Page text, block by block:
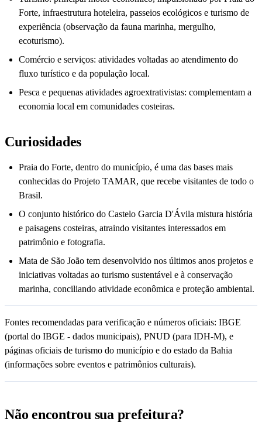
Forte, infraestrutura hoteleira, passeios ecológicos e turismo de
experiência (observação da fauna marinha, mergulho,
ecoturismo).
Comércio e serviços: atividades voltadas ao atendimento do
fluxo turístico e da população local.
Pesca e pequenas atividades agroextrativistas: complementam a
economia local em comunidades costeiras.
Curiosidades
Praia do Forte, dentro do município, é uma das bases mais
conhecidas do Projeto TAMAR, que recebe visitantes de todo o
Brasil.
O conjunto histórico do Castelo Garcia D'Ávila mistura história
e paisagens costeiras, atraindo visitantes interessados em
patrimônio e fotografia.
Mata de São João tem desenvolvido nos últimos anos projetos e
iniciativas voltadas ao turismo sustentável e à conservação
marinha, conciliando atividade econômica e proteção ambiental.
Fontes recomendadas para verificação e números oficiais: IBGE
(portal do IBGE - dados municipais), PNUD (para IDH-M), e
páginas oficiais de turismo do município e do estado da Bahia
(informações sobre eventos e patrimônios culturais).
Não encontrou sua prefeitura?